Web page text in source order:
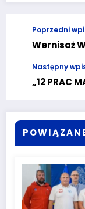
Poprzedni
Wernisaż
Następny
„12 PRAC